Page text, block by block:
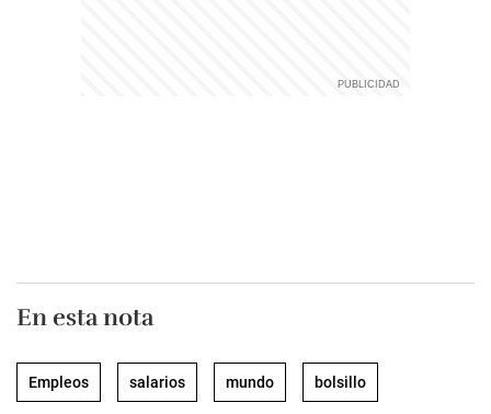
En esta nota
Empleos salarios mundo bolsillo